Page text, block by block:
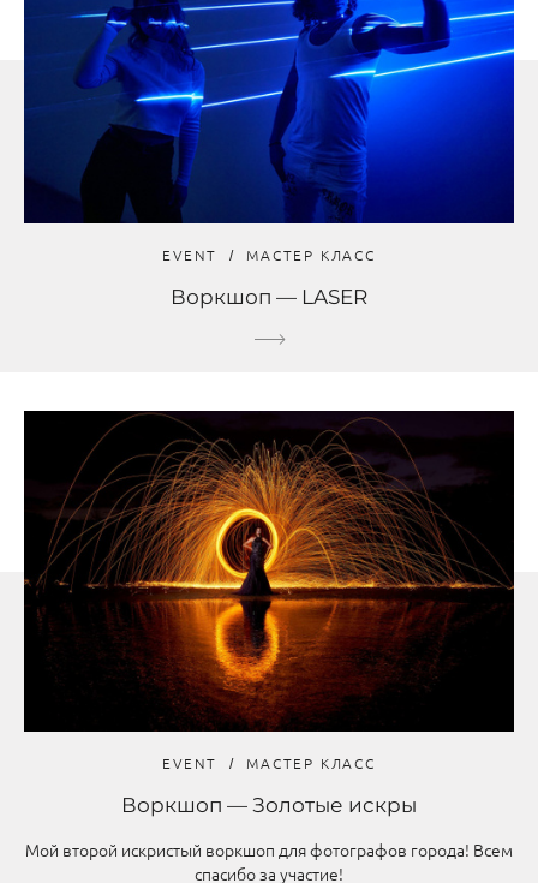
EVENT МАСТЕР КЛАСС
Воркшоп — LASER
EVENT МАСТЕР КЛАСС
Воркшоп — Золотые искры
Мой второй искристый воркшоп для фотографов города! Всем
спасибо за участие!